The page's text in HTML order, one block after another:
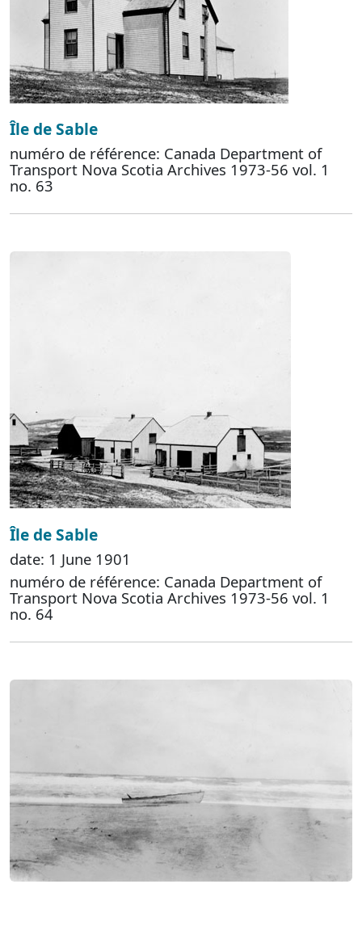
Île de Sable
numéro de référence: Canada Department of
Transport Nova Scotia Archives 1973-56 vol. 1
no. 63
Île de Sable
date: 1 June 1901
numéro de référence: Canada Department of
Transport Nova Scotia Archives 1973-56 vol. 1
no. 64